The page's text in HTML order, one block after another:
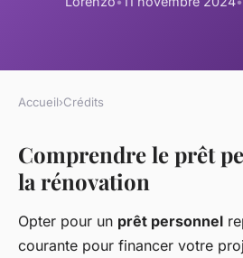
Accueil›Crédits
Comprendre le prêt
la rénovation
Opter pour un prêt personnel
courante pour financer votre